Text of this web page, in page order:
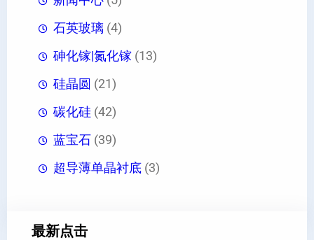
石英玻璃 (4)
砷化镓|氮化镓 (13)
硅晶圆 (21)
碳化硅 (42)
蓝宝石 (39)
超导薄单晶衬底 (3)
最新点击